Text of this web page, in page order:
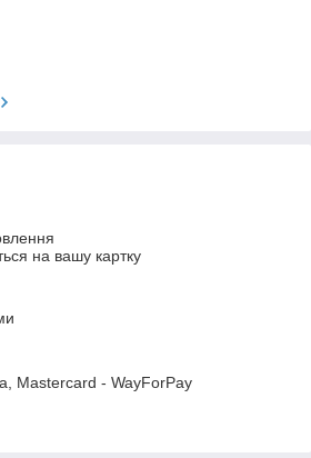
на вашу картку
Mastercard - WayForPay